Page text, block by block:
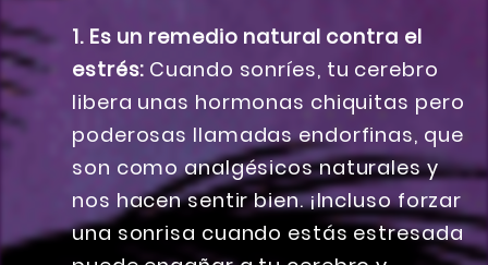
1. Es un remedio natural contra el
estrés: Cuando sonríes, tu cerebro
libera unas hormonas chiquitas pero
poderosas llamadas endorfinas, que
son como analgésicos naturales y
nos hacen sentir bien. ¡Incluso forzar
una sonrisa cuando estás estresada